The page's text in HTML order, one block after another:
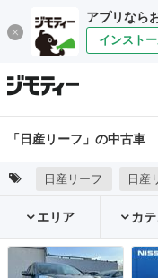
アプリなら
インスト
「日産リーフ」の中古車
日産リーフ 日産
エリア カテ